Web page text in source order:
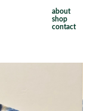
about
shop
contact